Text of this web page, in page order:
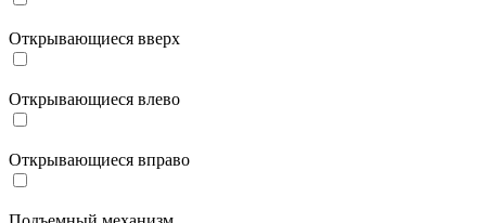
Открывающиеся вверх
Открывающиеся влево
Открывающиеся вправо